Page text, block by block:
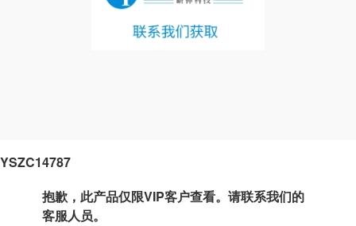
YSZC14787
抱歉，此产品仅限VIP客户查看。请联系我们的
客服人员。